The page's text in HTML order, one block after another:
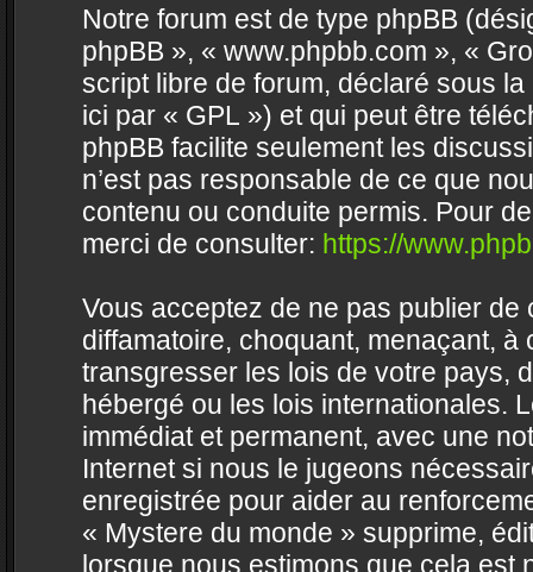
Notre forum est de type phpBB
phpBB », « www.phpbb.com », «
script libre de forum, déclaré sous
ici par « GPL ») et qui peut être
phpBB facilite seulement les
n’est pas responsable de ce que
contenu ou conduite permis. Pour
merci de consulter: https://
Vous acceptez de ne pas publier
diffamatoire, choquant, menaçant,
transgresser les lois de votre pays,
hébergé ou les lois internationales.
immédiat et permanent, avec une
Internet si nous le jugeons
enregistrée pour aider au
« Mystere du monde » supprime,
lorsque nous estimons que cela est